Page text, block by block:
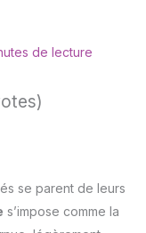
de lecture
se parent de leurs
s’impose comme la